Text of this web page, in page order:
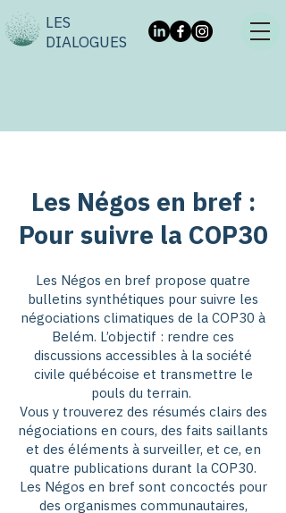
LES
DIALOGUES
Les Négos en bref :
Pour suivre la COP30
Les Négos en bref propose quatre
bulletins synthétiques pour suivre les
négociations climatiques de la COP30 à
Belém. L’objectif : rendre ces
discussions accessibles à la société
civile québécoise et transmettre le
pouls du terrain.
Vous y trouverez des résumés clairs des
négociations en cours, des faits saillants
et des éléments à surveiller, et ce, en
quatre publications durant la COP30.
Les Négos en bref sont concoctés pour
des organismes communautaires,